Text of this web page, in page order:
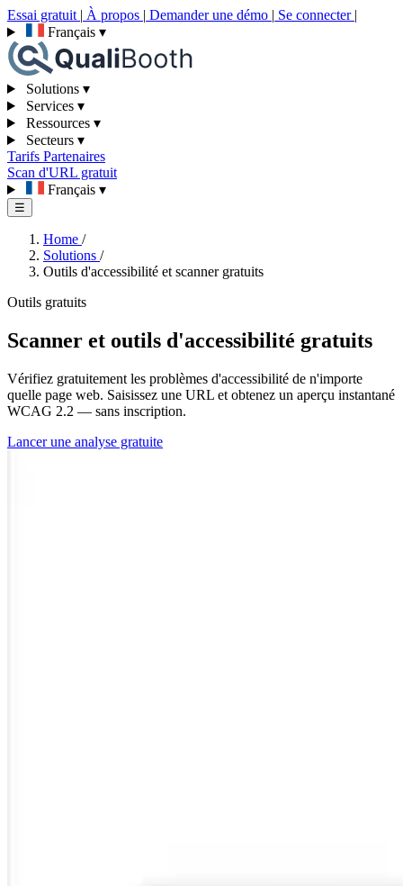
Essai gratuit | À propos | Demander une démo | Se connecter |
Français ▾
Solutions ▾
Services ▾
Ressources ▾
Secteurs ▾
Tarifs Partenaires
Scan d'URL gratuit
Français ▾
☰
Home /
Solutions /
Outils d'accessibilité et scanner gratuits
Outils gratuits
Scanner et outils d'accessibilité gratuits
Vérifiez gratuitement les problèmes d'accessibilité de n'importe
quelle page web. Saisissez une URL et obtenez un aperçu instantané
WCAG 2.2 — sans inscription.
Lancer une analyse gratuite